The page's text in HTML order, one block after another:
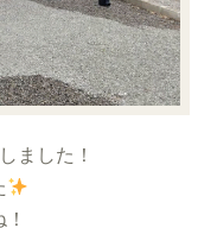
ました！